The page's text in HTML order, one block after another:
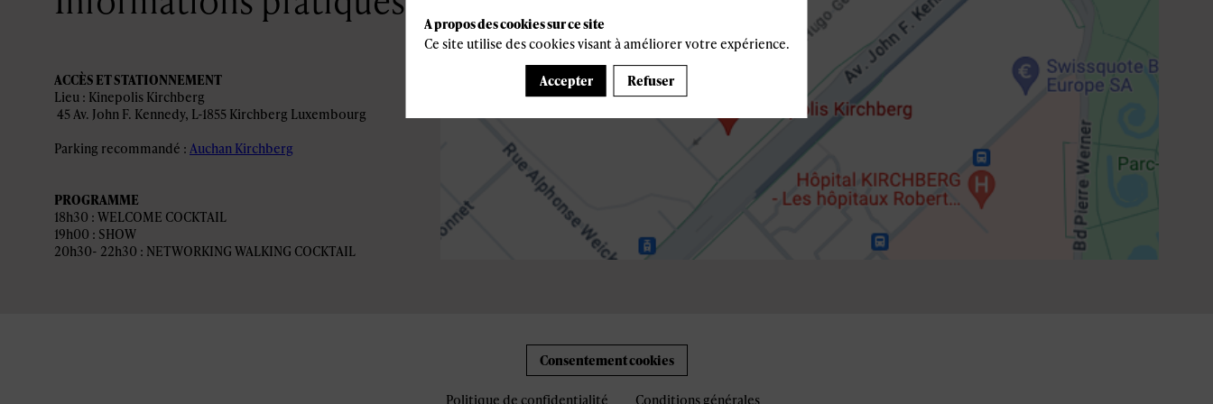
ACCÈS ET STATIONNEMENT
Lieu : Kinepolis Kirchberg
45 Av. John F. Kennedy, L-1855 Kirchberg Luxembourg
Parking recommandé : Auchan Kirchberg
PROGRAMME
18h30 : WELCOME COCKTAIL
19h00 : SHOW
20h30- 22h30 : NETWORKING WALKING COCKTAIL
Consentement cookies
Politique de confidentialité Conditions générales
A propos des cookies sur ce site
Ce site utilise des cookies visant à améliorer votre expérience.
Accepter Refuser